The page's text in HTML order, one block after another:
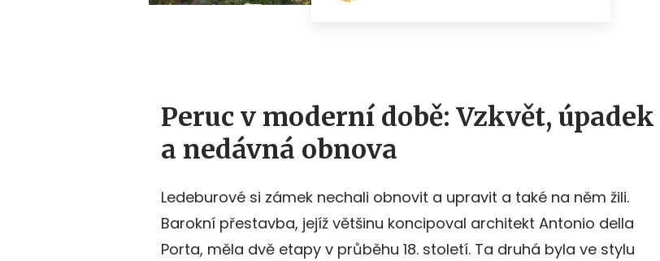
Peruc v moderní době: Vzkvět, úpadek
a nedávná obnova
Ledeburové si zámek nechali obnovit a upravit a také na něm žili.
Barokní přestavba, jejíž většinu koncipoval architekt Antonio della
Porta, měla dvě etapy v průběhu 18. století. Ta druhá byla ve stylu